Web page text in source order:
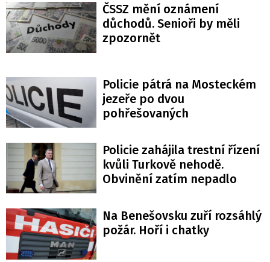
ČSSZ mění oznámení
důchodů. Senioři by měli
zpozornět
Policie pátrá na Mosteckém
jezeře po dvou
pohřešovaných
Policie zahájila trestní řízení
kvůli Turkově nehodě.
Obvinění zatím nepadlo
Na Benešovsku zuří rozsáhlý
požár. Hoří i chatky